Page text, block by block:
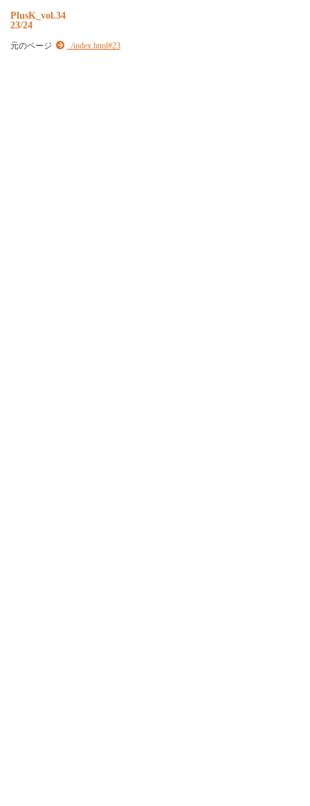
PlusK vol.34
23/24
元のページ ../index.html#23